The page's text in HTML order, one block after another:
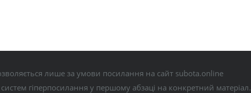
лише за умови посилання на сайт subota.online
гіперпосилання у першому абзаці на конкретний матеріал.